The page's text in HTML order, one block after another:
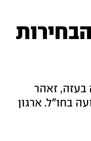
בעזה, זאהר
בחו"ל. ארגון